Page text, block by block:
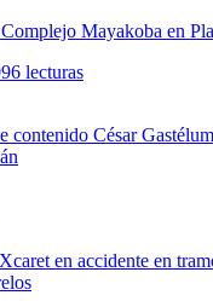
Mayakoba en
lecturas
contenido César
en accidente en